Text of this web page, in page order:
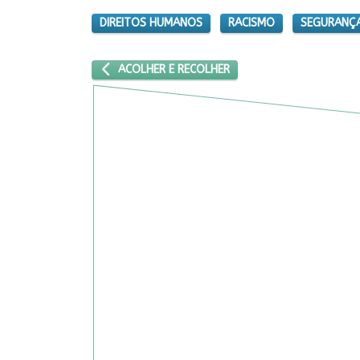
DIREITOS HUMANOS RACISMO
ARTIGO ANTERIOR: ACOLHER E RECOLHER
ACOLHER E RECOLHER